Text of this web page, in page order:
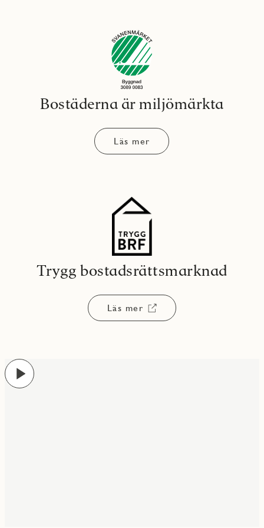
Bostäderna är miljömärkta
Läs mer
Trygg bostadsrättsmarknad
Läs mer
Play